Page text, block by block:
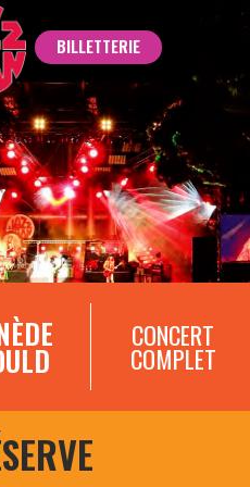
BILLETTERIE
CONCERT
COMPLET